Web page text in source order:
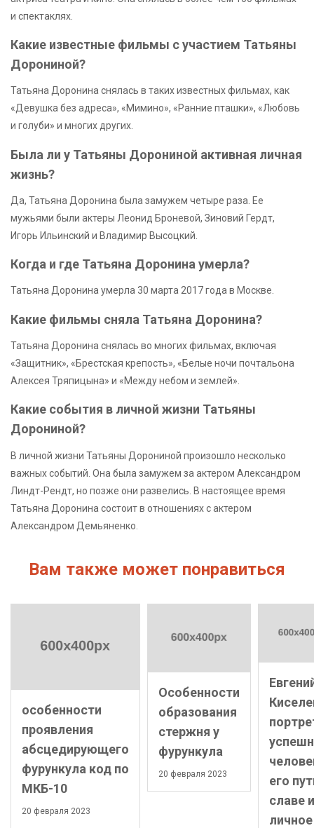
и спектаклях.
Какие известные фильмы с участием Татьяны
Дорониной?
Татьяна Доронина снялась в таких известных фильмах, как
«Девушка без адреса», «Мимино», «Ранние пташки», «Любовь
и голуби» и многих других.
Была ли у Татьяны Дорониной активная личная
жизнь?
Да, Татьяна Доронина была замужем четыре раза. Ее
мужьями были актеры Леонид Броневой, Зиновий Гердт,
Игорь Ильинский и Владимир Высоцкий.
Когда и где Татьяна Доронина умерла?
Татьяна Доронина умерла 30 марта 2017 года в Москве.
Какие фильмы сняла Татьяна Доронина?
Татьяна Доронина снялась во многих фильмах, включая
«Защитник», «Брестская крепость», «Белые ночи почтальона
Алексея Тряпицына» и «Между небом и землей».
Какие события в личной жизни Татьяны
Дорониной?
В личной жизни Татьяны Дорониной произошло несколько
важных событий. Она была замужем за актером Александром
Линдт-Рендт, но позже они развелись. В настоящее время
Татьяна Доронина состоит в отношениях с актером
Александром Демьяненко.
Вам также может понравиться
особенности
проявления
абсцедирующего
фурункула код по
МКБ-10
20 февраля 2023
Особенности
образования
стержня у
фурункула
20 февраля 2023
его
славе и
личное